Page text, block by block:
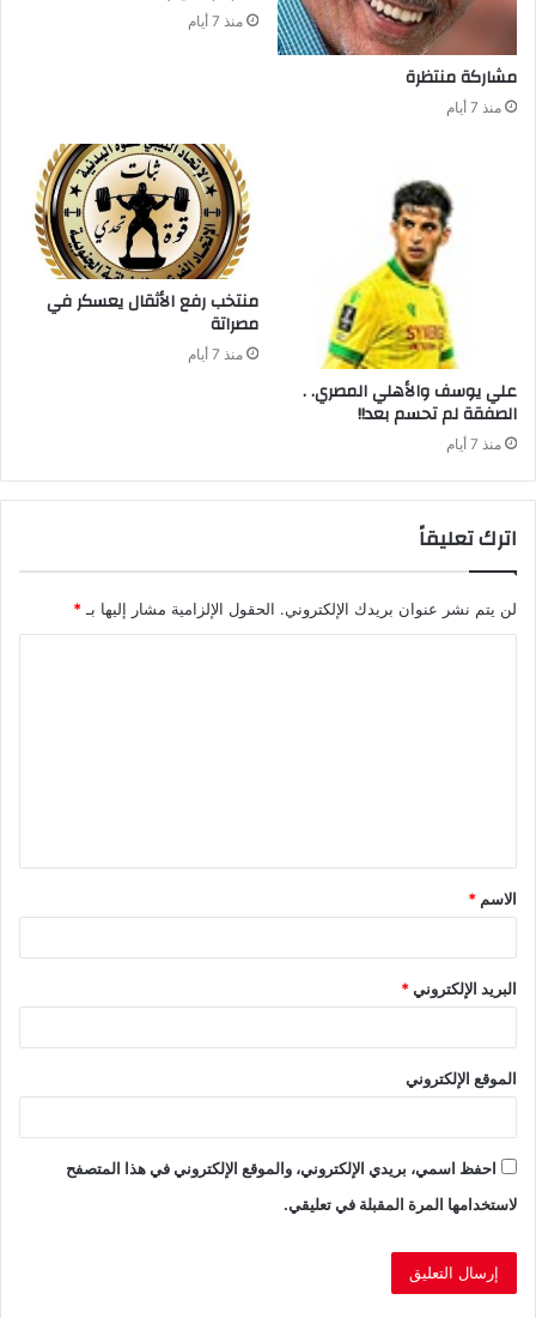
مشاركة‭ ‬منتظرة
منذ 7 أيام
منذ 7 أيام
علي‭ ‬يوسف‭ ‬والأهلي‭ ‬المصري‭ . .
‬الصفقة‭ ‬لم‭ ‬تحسم‭ ‬بعد‭ !!‬
منذ 7 أيام
‬مصراتة‭ ‬
منذ 7 أيام
اترك تعليقاً
لن يتم نشر عنوان بريدك الإلكتروني. الحقول الإلزامية مشار إليها بـ *
ق
*
الاسم *
البريد الإلكتروني*
الموقع الإلكتروني
احفظ اسمي، بريدي الإلكتروني، والموقع الإلكتروني في هذا المتصفح
لاستخدامها المرة المقبلة في تعليقي.